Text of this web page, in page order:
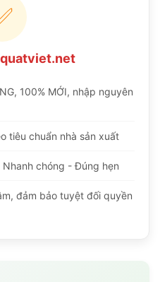
quatviet.net
100% MỚI, nhập nguyên
tiêu chuẩn nhà sản xuất
Nhanh chóng - Đúng hẹn
đảm bảo tuyệt đối quyền